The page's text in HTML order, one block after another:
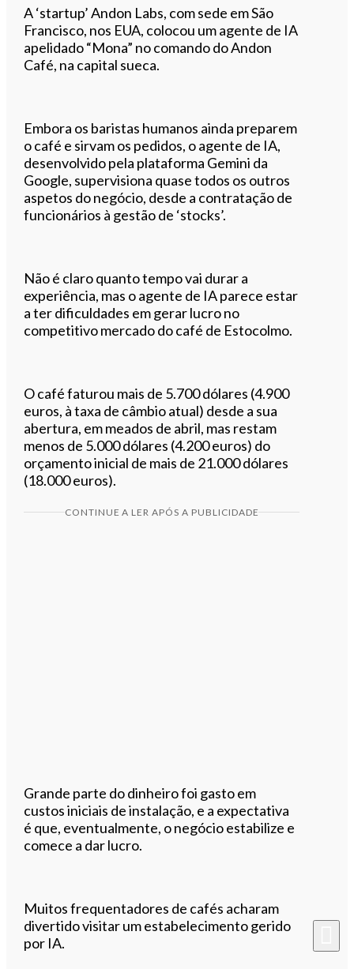
A ‘startup’ Andon Labs, com sede em São
Francisco, nos EUA, colocou um agente de IA
apelidado “Mona” no comando do Andon
Café, na capital sueca.
Embora os baristas humanos ainda preparem
o café e sirvam os pedidos, o agente de IA,
desenvolvido pela plataforma Gemini da
Google, supervisiona quase todos os outros
aspetos do negócio, desde a contratação de
funcionários à gestão de ‘stocks’.
Não é claro quanto tempo vai durar a
experiência, mas o agente de IA parece estar
a ter dificuldades em gerar lucro no
competitivo mercado do café de Estocolmo.
O café faturou mais de 5.700 dólares (4.900
euros, à taxa de câmbio atual) desde a sua
abertura, em meados de abril, mas restam
menos de 5.000 dólares (4.200 euros) do
orçamento inicial de mais de 21.000 dólares
(18.000 euros).
CONTINUE A LER APÓS A PUBLICIDADE
Grande parte do dinheiro foi gasto em
custos iniciais de instalação, e a expectativa
é que, eventualmente, o negócio estabilize e
comece a dar lucro.
Muitos frequentadores de cafés acharam
divertido visitar um estabelecimento gerido
por IA.